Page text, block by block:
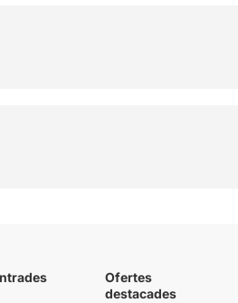
Ofertes
destacades